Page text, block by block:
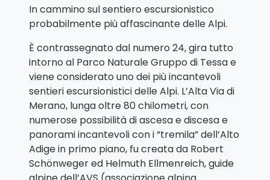
In cammino sul sentiero escursionistico
probabilmente più affascinante delle Alpi.
È contrassegnato dal numero 24, gira tutto
intorno al Parco Naturale Gruppo di Tessa e
viene considerato uno dei più incantevoli
sentieri escursionistici delle Alpi. L’Alta Via di
Merano, lunga oltre 80 chilometri, con
numerose possibilità di ascesa e discesa e
panorami incantevoli con i “tremila” dell’Alto
Adige in primo piano, fu creata da Robert
Schönweger ed Helmuth Ellmenreich, guide